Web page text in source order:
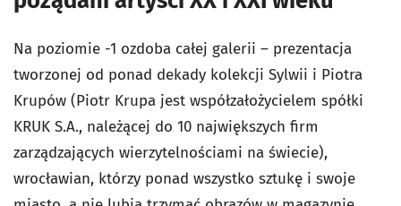
Na poziomie -1 ozdoba całej galerii – prezentacja
tworzonej od ponad dekady kolekcji Sylwii i Piotra
Krupów (Piotr Krupa jest współzałożycielem spółki
KRUK S.A., należącej do 10 największych firm
zarządzających wierzytelnościami na świecie),
wrocławian, którzy ponad wszystko sztukę i swoje